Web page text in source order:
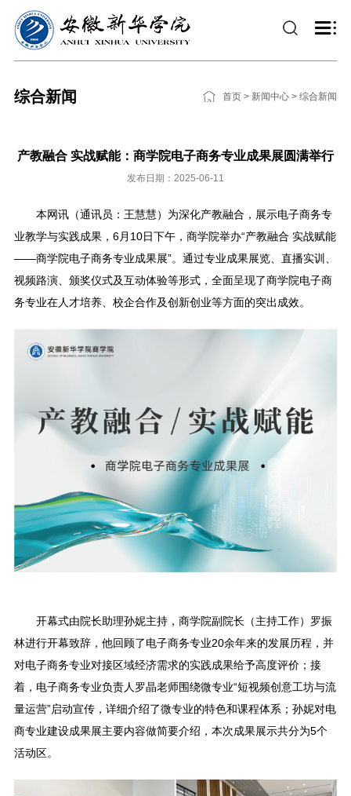
综合新闻 首页 > 新闻中心 >综合新闻
产教融合 实战赋能：商学院电子商务专业成果展圆满举行
发布日期：2025-06-11
本网讯（通讯员：王慧慧）为深化产教融合，展示电子商务专
业教学与实践成果，6月10日下午，商学院举办“产教融合 实战赋能
——商学院电子商务专业成果展”。通过专业成果展览、直播实训、
视频路演、颁奖仪式及互动体验等形式，全面呈现了商学院电子商
务专业在人才培养、校企合作及创新创业等方面的突出成效。
开幕式由院长助理孙妮主持，商学院副院长（主持工作）罗振
林进行开幕致辞，他回顾了电子商务专业20余年来的发展历程，并
对电子商务专业对接区域经济需求的实践成果给予高度评价；接
着，电子商务专业负责人罗晶老师围绕微专业“短视频创意工坊与流
量运营”启动宣传，详细介绍了微专业的特色和课程体系；孙妮对电
商专业建设成果展主要内容做简要介绍，本次成果展示共分为5个
活动区。